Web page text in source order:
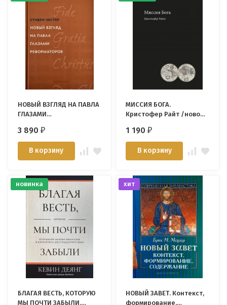
НОВЫЙ ВЗГЛЯД НА ПАВЛА
ГЛАЗАМИ
Честер
3 890₽
В корзину
МИССИЯ БОГА.
Кристофер Райт /новое
1 190₽
В корзину
новинка
БЛАГАЯ ВЕСТЬ, КОТОРУЮ
МЫ ПОЧТИ ЗАБЫЛИ.
хит
НОВЫЙ ЗАВЕТ. Контекст,
формирование,